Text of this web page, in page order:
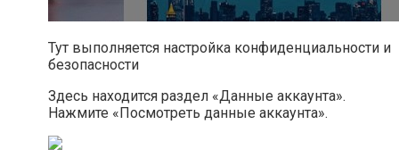
Тут выполняется настройка конфиденциальности и
безопасности
Здесь находится раздел «Данные аккаунта».
Нажмите «Посмотреть данные аккаунта».